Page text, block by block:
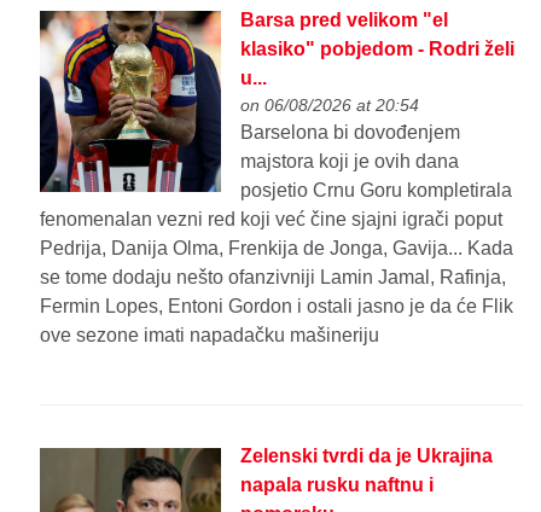
Barsa pred velikom "el
klasiko" pobjedom - Rodri želi
u...
on 06/08/2026 at 20:54
Barselona bi dovođenjem
majstora koji je ovih dana
posjetio Crnu Goru kompletirala
fenomenalan vezni red koji već čine sjajni igrači poput
Pedrija, Danija Olma, Frenkija de Jonga, Gavija... Kada
se tome dodaju nešto ofanzivniji Lamin Jamal, Rafinja,
Fermin Lopes, Entoni Gordon i ostali jasno je da će Flik
ove sezone imati napadačku mašineriju
Zelenski tvrdi da je Ukrajina
napala rusku naftnu i